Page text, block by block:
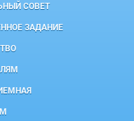
СОВЕТ
ЗАДАНИЕ